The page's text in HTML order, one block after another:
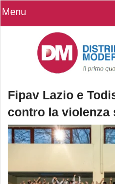
Menu
Fipav Lazio e
contro la violenza